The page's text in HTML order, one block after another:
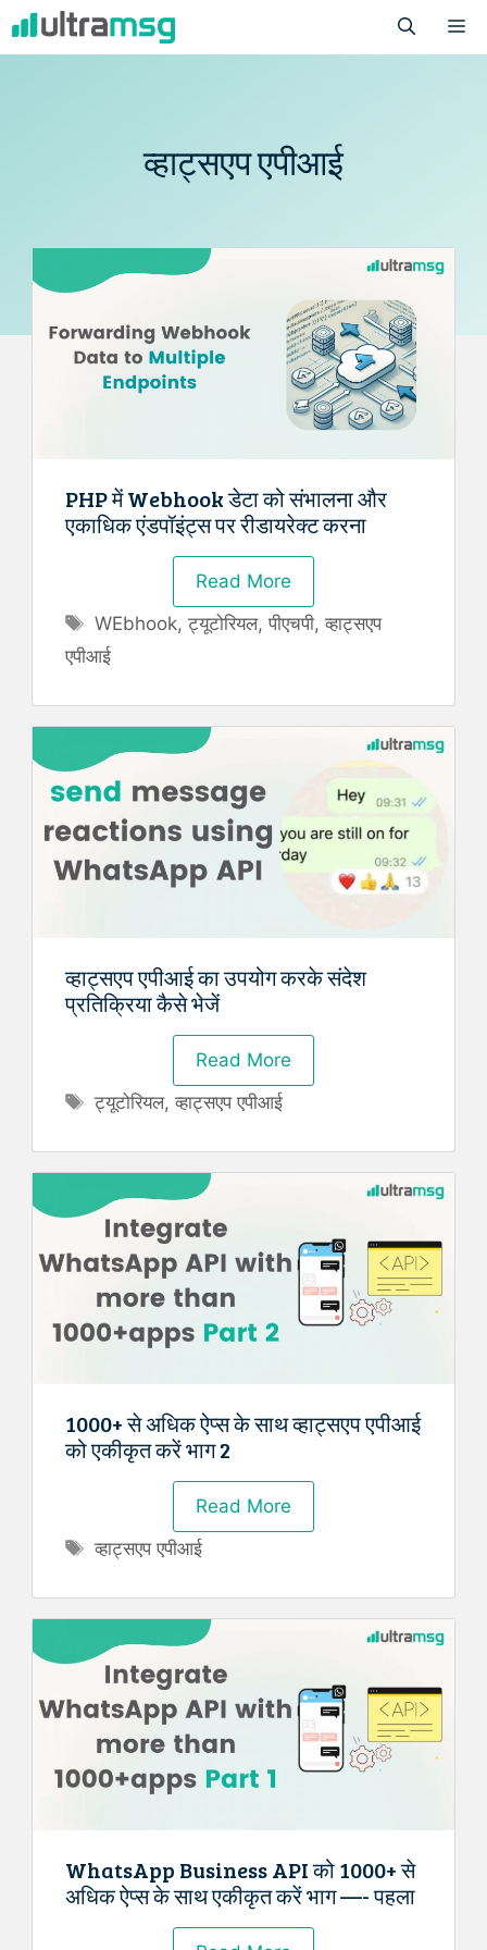
Skip
to
व्हाट्सएप एपीआई
PHP में Webhook डेटा को संभालना और
एकाधिक एंडपॉइंट्स पर रीडायरेक्ट करना
Read More
Tags
WEbhook,ट्यूटोरियल,पीएचपी,व्हाट्सएप
एपीआई
व्हाट्सएप एपीआई का उपयोग करके संदेश
प्रतिक्रिया कैसे भेजें
Read More
Tags
ट्यूटोरियल,व्हाट्सएप एपीआई
1000+ से अधिक ऐप्स के साथ व्हाट्सएप एपीआई
को एकीकृत करें भाग 2
Read More
Tags
व्हाट्सएप एपीआई
WhatsApp Business API को 1000+ से
अधिक ऐप्स के साथ एकीकृत करें भाग —- पहला